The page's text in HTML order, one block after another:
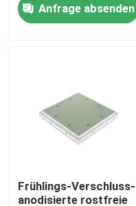
Treten Sie mit uns in
Trockenmauerzusätze
Anfrage absenden
Frühlings-Verschluss-
anodisierte rostfreie